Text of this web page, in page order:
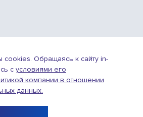
сайта
Обращаясь к сайту in-
с условиями его
компании в отношении
данных.